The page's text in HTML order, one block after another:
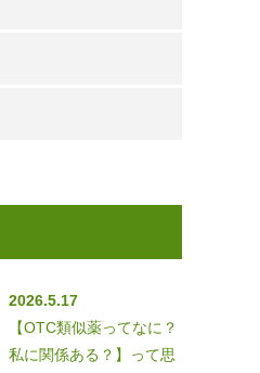
2026.5.17
【OTC類似薬ってなに？
私に関係ある？】って思